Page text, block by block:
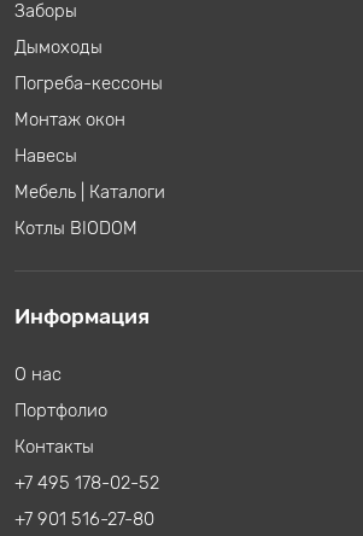
Заборы
Дымоходы
Погреба-кессоны
Монтаж окон
Навесы
Мебель
Каталоги
Котлы BIODOM
Информация
О нас
Портфолио
Контакты
+7 495 178-02-52
+7 901 516-27-80